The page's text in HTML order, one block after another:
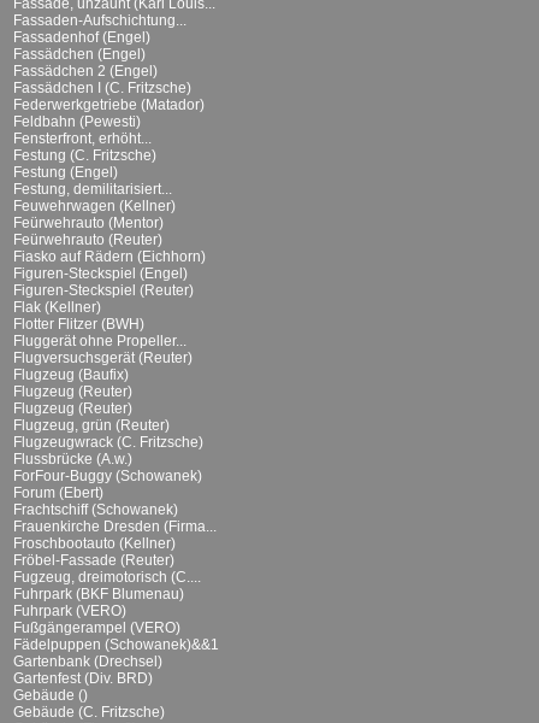
Fassade, unzäunt (Karl Louis...
Fassaden-Aufschichtung...
Fassadenhof (Engel)
Fassädchen (Engel)
Fassädchen 2 (Engel)
Fassädchen I (C. Fritzsche)
Federwerkgetriebe (Matador)
Feldbahn (Pewesti)
Fensterfront, erhöht...
Festung (C. Fritzsche)
Festung (Engel)
Festung, demilitarisiert...
Feuwehrwagen (Kellner)
Feürwehrauto (Mentor)
Feürwehrauto (Reuter)
Fiasko auf Rädern (Eichhorn)
Figuren-Steckspiel (Engel)
Figuren-Steckspiel (Reuter)
Flak (Kellner)
Flotter Flitzer (BWH)
Fluggerät ohne Propeller...
Flugversuchsgerät (Reuter)
Flugzeug (Baufix)
Flugzeug (Reuter)
Flugzeug (Reuter)
Flugzeug, grün (Reuter)
Flugzeugwrack (C. Fritzsche)
Flussbrücke (A.w.)
ForFour-Buggy (Schowanek)
Forum (Ebert)
Frachtschiff (Schowanek)
Frauenkirche Dresden (Firma...
Froschbootauto (Kellner)
Fröbel-Fassade (Reuter)
Fugzeug, dreimotorisch (C....
Fuhrpark (BKF Blumenau)
Fuhrpark (VERO)
Fußgängerampel (VERO)
Fädelpuppen (Schowanek)&&1
Gartenbank (Drechsel)
Gartenfest (Div. BRD)
Gebäude ()
Gebäude (C. Fritzsche)